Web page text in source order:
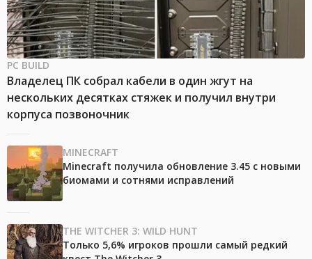
PC BUILD
Владелец ПК собрал кабели в один жгут на
нескольких десятках стяжек и получил внутри
корпуса позвоночник
MINECRAFT
Minecraft получила обновление 3.45 с новыми
биомами и сотнями исправлений
THE WITCHER 3: WILD HUNT
Только 5,6% игроков прошли самый редкий